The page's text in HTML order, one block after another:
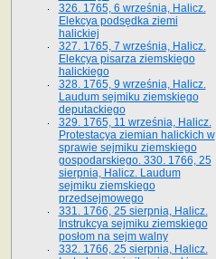
326. 1765, 6 września, Halicz.
Elekcya podsędka ziemi
halickiej
327. 1765, 7 września, Halicz.
Elekcya pisarza ziemskiego
halickiego
328. 1765, 9 września, Halicz.
Laudum sejmiku ziemskiego
deputackiego
329. 1765, 11 września, Halicz.
Protestacya ziemian halickich w
sprawie sejmiku ziemskiego
gospodarskiego. 330. 1766, 25
sierpnia, Halicz. Laudum
sejmiku ziemskiego
przedsejmowego
331. 1766, 25 sierpnia, Halicz.
Instrukcya sejmiku ziemskiego
posłom na sejm walny
332. 1766, 25 sierpnia, Halicz.